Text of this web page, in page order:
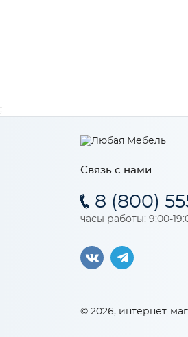
Связь с нами
8 (800)
часы работы: 9:00-
© 2026, интернет-
;